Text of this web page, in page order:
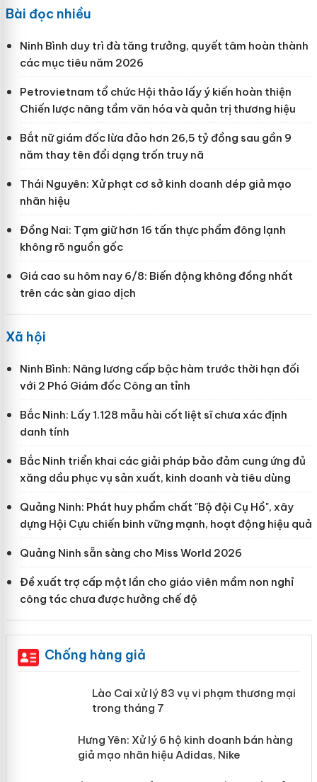
Bài đọc nhiều
Ninh Bình duy trì đà tăng trưởng, quyết tâm hoàn thành
các mục tiêu năm 2026
Petrovietnam tổ chức Hội thảo lấy ý kiến hoàn thiện
Chiến lược nâng tầm văn hóa và quản trị thương hiệu
Bắt nữ giám đốc lừa đảo hơn 26,5 tỷ đồng sau gần 9
năm thay tên đổi dạng trốn truy nã
Thái Nguyên: Xử phạt cơ sở kinh doanh dép giả mạo
nhãn hiệu
Đồng Nai: Tạm giữ hơn 16 tấn thực phẩm đông lạnh
không rõ nguồn gốc
Giá cao su hôm nay 6/8: Biến động không đồng nhất
trên các sàn giao dịch
Xã hội
Ninh Bình: Nâng lương cấp bậc hàm trước thời hạn đối
với 2 Phó Giám đốc Công an tỉnh
Bắc Ninh: Lấy 1.128 mẫu hài cốt liệt sĩ chưa xác định
danh tính
Bắc Ninh triển khai các giải pháp bảo đảm cung ứng đủ
xăng dầu phục vụ sản xuất, kinh doanh và tiêu dùng
Quảng Ninh: Phát huy phẩm chất "Bộ đội Cụ Hồ", xây
dựng Hội Cựu chiến binh vững mạnh, hoạt động hiệu quả
Quảng Ninh sẵn sàng cho Miss World 2026
Đề xuất trợ cấp một lần cho giáo viên mầm non nghỉ
công tác chưa được hưởng chế độ
Chống hàng giả
Lào Cai xử lý 83 vụ vi phạm thương
mại trong tháng 7